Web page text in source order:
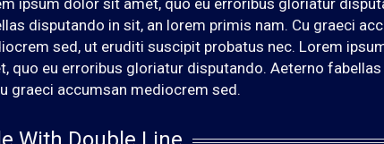
ipsum dolor sit amet, quo eu erroribus gloriatur
disputando in sit, an lorem primis nam. Cu graeci
sed, ut eruditi suscipit probatus nec. Lorem
quo eu erroribus gloriatur disputando. Aeterno
graeci accumsan mediocrem sed.